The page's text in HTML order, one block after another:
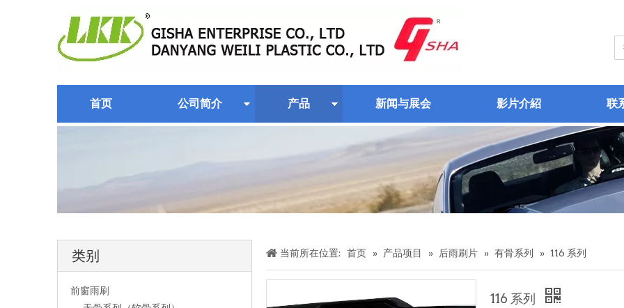
首页 公司简介 产品 新闻与展会 影片介紹 联
类别
前窗雨刷
当前所在位置: 首页 » 产品项目 » 后雨刷片 » 有骨系列 » 116 系列
116 系列